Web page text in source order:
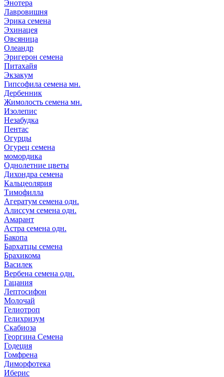
Энотера
Лавровишня
Эрика семена
Эхинацея
Овсяница
Олеандр
Эригерон семена
Питахайя
Экзакум
Гипсофила семена мн.
Дербенник
Жимолость семена мн.
Изолепис
Незабудка
Пентас
Огурцы
Огурец семена
момордика
Однолетние цветы
Дихондра семена
Кальцеолярия
Тимофилла
Агератум семена одн.
Алиссум семена одн.
Амарант
Астра семена одн.
Бакопа
Бархатцы семена
Брахикома
Василек
Вербена семена одн.
Гацания
Лептосифон
Молочай
Гелиотроп
Гелихризум
Скабиоза
Георгина Семена
Годеция
Гомфрена
Диморфотека
Иберис